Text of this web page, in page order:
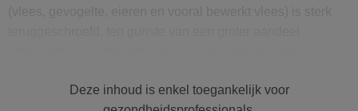
meteen duidelijk dat dit nagestreefde voedingspatroon vrij
Deze inhoud is enkel toegankelijk voor